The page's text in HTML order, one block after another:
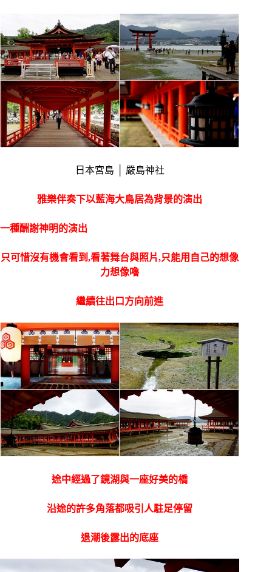
日本宮島 │ 嚴島神社
雅樂伴奏下以藍海大鳥居為背景的演出
一種酬謝神明的演出
只可惜沒有機會看到,看著舞台與照片,只能用自己的想像
力想像嚕
繼續往出口方向前進
途中經過了鏡湖與一座好美的橋
沿途的許多角落都吸引人駐足停留
退潮後露出的底座